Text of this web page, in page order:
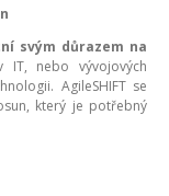
svým důrazem na
nebo vývojových
AgileSHIFT se
který je potřebný